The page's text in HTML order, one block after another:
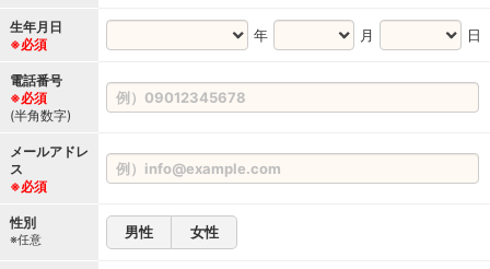
生年月日
※必須
年 月 日
電話番号
※必須
(半角数字)
メールアドレ
ス
※必須
性別
※任意 男性 女性